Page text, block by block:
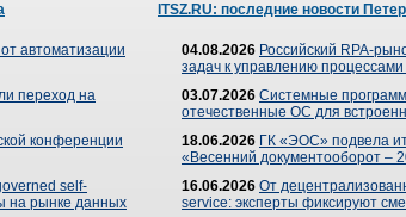
автоматизации
переход на
конференции
self-
на рынке данных
ITSZ.RU: последние новости
04.08.2026 Российский RPA-
задач к управлению процессами
03.07.2026 Системные
отечественные ОС для
18.06.2026 ГК «ЭОС» подвела
«Весенний документооборот –
16.06.2026 От
service: эксперты фиксируют